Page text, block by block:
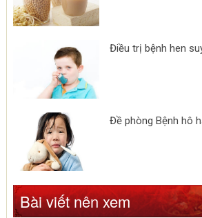
Điều trị bệnh hen
Đề phòng Bệnh hô
Bài viết nên xem